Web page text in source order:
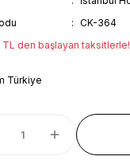
CK-364
den başlayan taksitlerle!
Türkiye